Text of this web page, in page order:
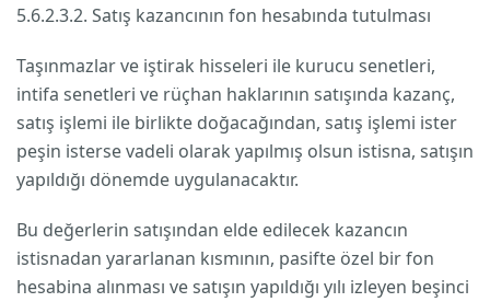
5.6.2.3.2. Satış kazancının fon hesabında tutulması
Taşınmazlar ve iştirak hisseleri ile kurucu senetleri,
intifa senetleri ve rüçhan haklarının satışında kazanç,
satış işlemi ile birlikte doğacağından, satış işlemi ister
peşin isterse vadeli olarak yapılmış olsun istisna, satışın
yapıldığı dönemde uygulanacaktır.
Bu değerlerin satışından elde edilecek kazancın
istisnadan yararlanan kısmının, pasifte özel bir fon
hesabina alınması ve satışın yapıldığı yılı izleyen beşinci